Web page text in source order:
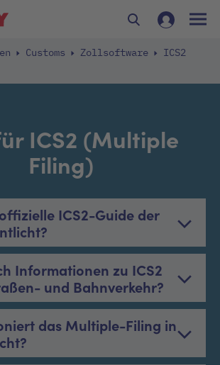
Customs Zollsoftware
ICS2
ICS2 (Multiple
Filing)
ICS2-Guide der
Informationen zu ICS2
und Bahnverkehr?
das Multiple-Filing in